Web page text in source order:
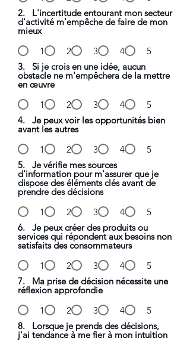
2. L'incertitude entourant mon secteur
d'activité m'empêche de faire de mon
mieux
1
2 3 4
5
3. Si je crois en une idée, aucun
obstacle ne m'empêchera de la mettre
en œuvre
1
2 3 4
5
4. Je peux voir les opportunités bien
avant les autres
1
2 3 4
5
5. Je vérifie mes sources
d'information pour m'assurer que je
dispose des éléments clés avant de
prendre des décisions
1
2 3 4
5
6. Je peux créer des produits ou
services qui répondent aux besoins non
satisfaits des consommateurs
1
2 3 4
5
7. Ma prise de décision nécessite une
réflexion approfondie
1
2 3 4
5
8. Lorsque je prends des décisions,
j'ai tendance à me fier à mon intuition